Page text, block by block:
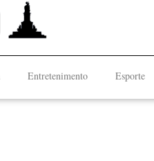
Entretenimento Esporte